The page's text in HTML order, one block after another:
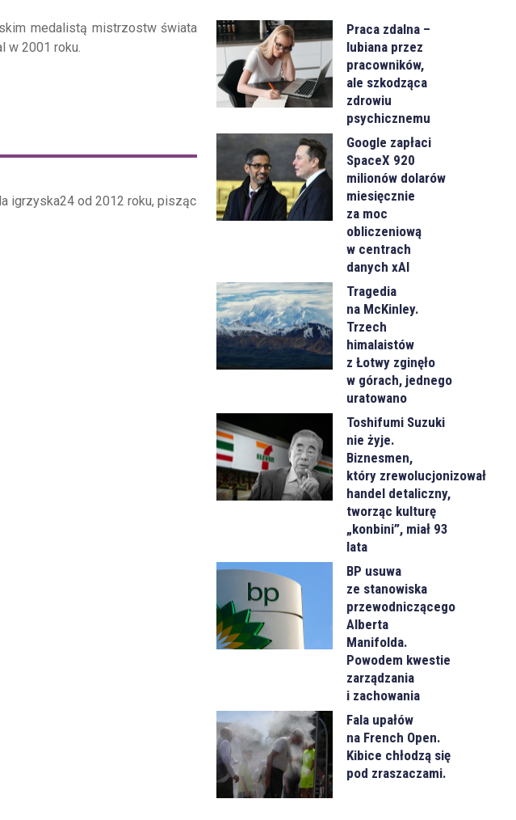
medalistą mistrzostw świata
w 2001 roku.
igrzyska24 od 2012 roku, pisząc
Praca zdalna –
lubiana przez
pracowników,
ale szkodząca
zdrowiu
psychicznemu
Google zapłaci
SpaceX 920
milionów dolarów
miesięcznie
za moc
obliczeniową
w centrach
danych xAI
Tragedia
na McKinley.
Trzech
himalaistów
z Łotwy zginęło
w górach, jednego
uratowano
Toshifumi Suzuki
nie żyje.
Biznesmen,
który zrewolucjonizował
handel detaliczny,
tworząc kulturę
„konbini”, miał 93
lata
BP usuwa
ze stanowiska
przewodniczącego
Alberta
Manifolda.
Powodem kwestie
zarządzania
i zachowania
Fala upałów
na French Open.
Kibice chłodzą się
pod zraszaczami.